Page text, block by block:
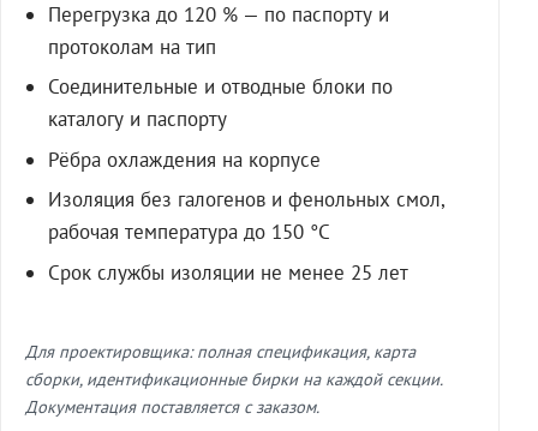
Перегрузка до 120 % — по паспорту и
протоколам на тип
Соединительные и отводные блоки по
каталогу и паспорту
Рёбра охлаждения на корпусе
Изоляция без галогенов и фенольных смол,
рабочая температура до 150 °C
Срок службы изоляции не менее 25 лет
Для проектировщика: полная спецификация, карта
сборки, идентификационные бирки на каждой секции.
Документация поставляется с заказом.